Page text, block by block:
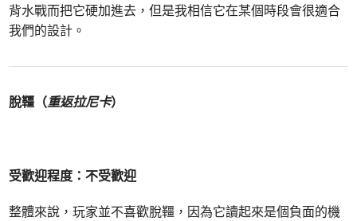
背水戰而把它硬加進去，但是我相信它在某個時段會很適合
我們的設計。
脫韁（重返拉尼卡）
受歡迎程度：不受歡迎
整體來說，玩家並不喜歡脫韁，因為它讀起來是個負面的機